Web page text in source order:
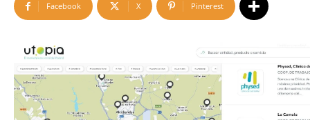
Facebook X Pinterest